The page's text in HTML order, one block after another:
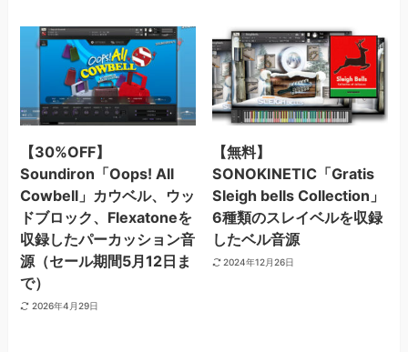
【30%OFF】
Soundiron「Oops! All
Cowbell」カウベル、ウッ
ドブロック、Flexatoneを
収録したパーカッション音
源（セール期間5月12日ま
で）
2026年4月29日
【無料】
SONOKINETIC「Gratis
Sleigh bells Collection」
6種類のスレイベルを収録
したベル音源
2024年12月26日